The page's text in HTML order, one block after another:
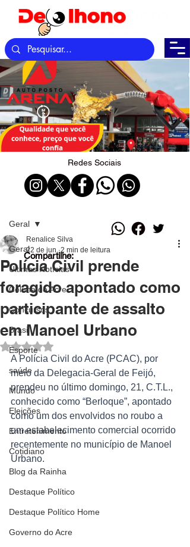
Redes Sociais
Geral
Últimas Notícias
Coluna do Acre
Concursos
Brasil
Esporte
saúde
Mundo
Eleições
Entretenimento
Cotidiano
Blog da Rainha
Destaque Político
Destaque Político Home
Governo do Acre
Geral
Polícia Civil prende
foragido apontado como
participante de assalto
em Manoel Urbano
Renalice Silva
22 de jun. 2 min de leitura
Avaliado com NaN de 5 estrelas.
A Polícia Civil do Acre (PCAC), por
meio da Delegacia-Geral de Feijó,
prendeu no último domingo, 21, C.T.L.,
conhecido como “Berloque”, apontado
como um dos envolvidos no roubo a
um estabelecimento comercial ocorrido
recentemente no município de Manoel
Urbano.
Compartilhe: